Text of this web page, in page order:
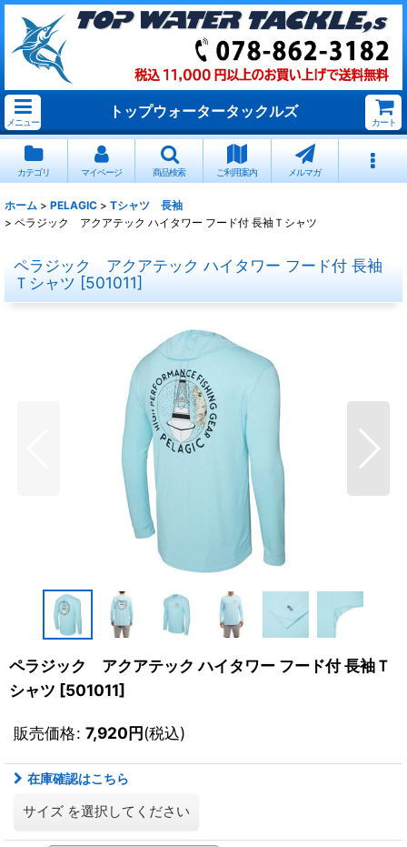
メニュー
トップウォータータックルズ
カート
カテゴリ マイページ 商品検索 ご利用案内 メルマガ
ホーム > PELAGIC > Tシャツ 長袖
> ペラジック アクアテック ハイタワー フード付 長袖Ｔシャツ
ペラジック アクアテック ハイタワー フード付 長袖
Ｔシャツ [501011]
ペラジック アクアテック ハイタワー フード付 長袖Ｔ
シャツ [501011]
販売価格: 7,920円(税込)
在庫確認はこちら
サイズ を選択してください